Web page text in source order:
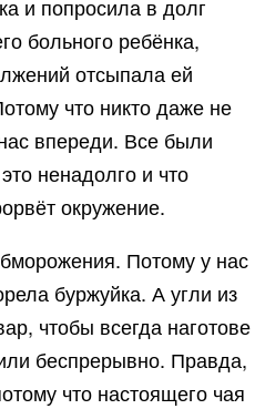
и попросила в долг
больного ребёнка,
отсыпала ей
что никто даже не
впереди. Все были
ненадолго и что
окружение.
Потому у нас
буржуйка. А угли из
чтобы всегда наготове
беспрерывно. Правда,
что настоящего чая